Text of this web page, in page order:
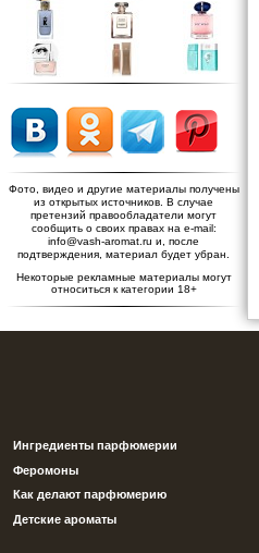
Фото, видео и другие материалы получены
из открытых источников. В случае
претензий правообладатели могут
сообщить о своих правах на e-mail:
info@vash-aromat.ru и, после
подтверждения, материал будет убран.
Некоторые рекламные материалы могут
относиться к категории 18+
Ингредиенты парфюмерии
Феромоны
Как делают парфюмерию
Детские ароматы